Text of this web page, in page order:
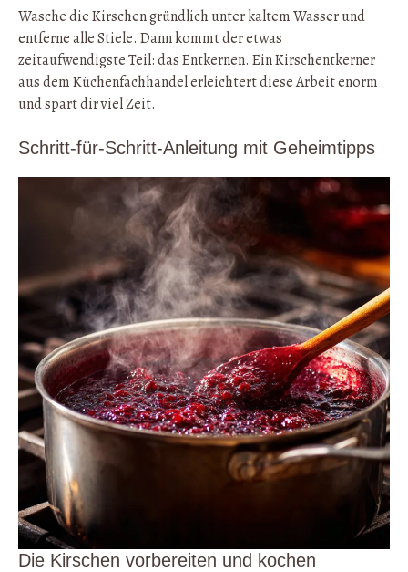
Wasche die Kirschen gründlich unter kaltem Wasser und
entferne alle Stiele. Dann kommt der etwas
zeitaufwendigste Teil: das Entkernen. Ein Kirschentkerner
aus dem Küchenfachhandel erleichtert diese Arbeit enorm
und spart dir viel Zeit.
Schritt-für-Schritt-Anleitung mit Geheimtipps
Die Kirschen vorbereiten und kochen